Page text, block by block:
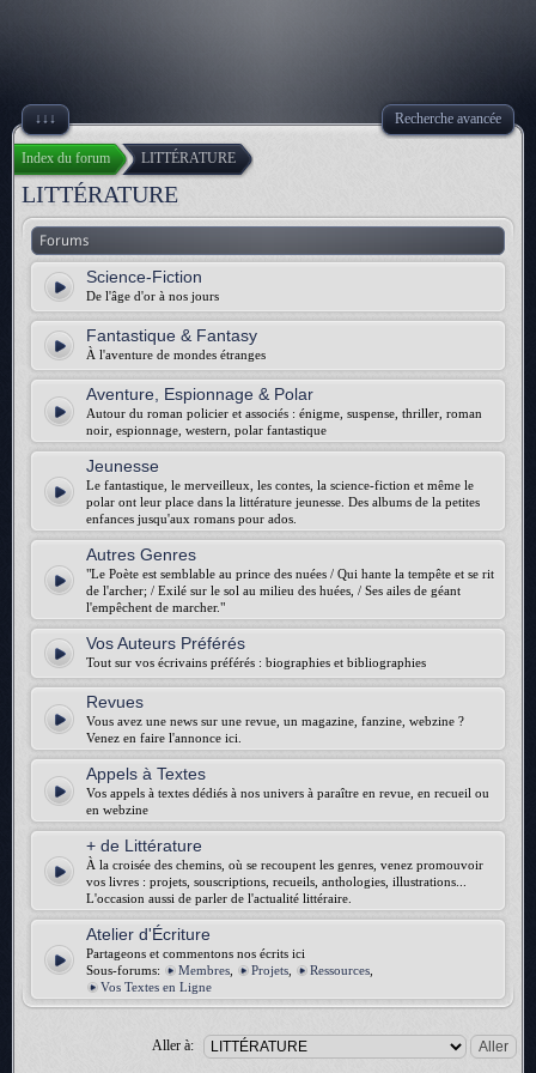
↓↓↓ Recherche avancée
Index du forum LITTÉRATURE
LITTÉRATURE
Forums
Science-Fiction
De l'âge d'or à nos jours
Fantastique & Fantasy
À l'aventure de mondes étranges
Aventure, Espionnage & Polar
Autour du roman policier et associés : énigme, suspense, thriller, roman
noir, espionnage, western, polar fantastique
Jeunesse
Le fantastique, le merveilleux, les contes, la science-fiction et même le
polar ont leur place dans la littérature jeunesse. Des albums de la petites
enfances jusqu'aux romans pour ados.
Autres Genres
"Le Poète est semblable au prince des nuées / Qui hante la tempête et se rit
de l'archer; / Exilé sur le sol au milieu des huées, / Ses ailes de géant
l'empêchent de marcher."
Vos Auteurs Préférés
Tout sur vos écrivains préférés : biographies et bibliographies
Revues
Vous avez une news sur une revue, un magazine, fanzine, webzine ?
Venez en faire l'annonce ici.
Appels à Textes
Vos appels à textes dédiés à nos univers à paraître en revue, en recueil ou
en webzine
+ de Littérature
À la croisée des chemins, où se recoupent les genres, venez promouvoir
vos livres : projets, souscriptions, recueils, anthologies, illustrations...
L'occasion aussi de parler de l'actualité littéraire.
Atelier d'Écriture
Partageons et commentons nos écrits ici
Sous-forums:
Membres Projets Ressources
Vos Textes en Ligne
Aller à: